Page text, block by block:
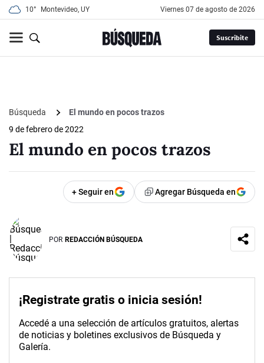
10° Montevideo, UY viernes 07 de agosto de 2026
Suscribite
Búsqueda
El mundo en pocos trazos
9 de febrero de 2022
El mundo en pocos trazos
+ Seguir en Agregar Búsqueda en
POR REDACCIÓN BÚSQUEDA
¡Registrate gratis o inicia sesión!
Accedé a una selección de artículos gratuitos, alertas
de noticias y boletines exclusivos de Búsqueda y
Galería.